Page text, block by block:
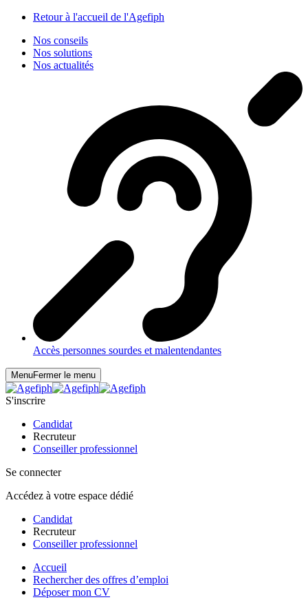
Retour à l'accueil de l'Agefiph
Nos conseils
Nos solutions
Nos actualités
Accès personnes sourdes et malentendantes
MenuFermer le menu
S'inscrire
Candidat
Recruteur
Conseiller professionnel
Se connecter
Accédez à votre espace dédié
Candidat
Recruteur
Conseiller professionnel
Accueil
Rechercher des offres d’emploi
Déposer mon CV